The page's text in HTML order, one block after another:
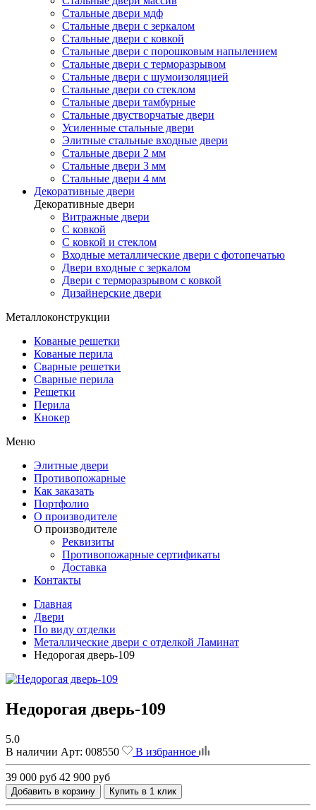
Стальные двери мдф
Стальные двери с зеркалом
Стальные двери с ковкой
Стальные двери с порошковым напылением
Стальные двери с терморазрывом
Стальные двери с шумоизоляцией
Стальные двери со стеклом
Стальные двери тамбурные
Стальные двустворчатые двери
Усиленные стальные двери
Элитные стальные входные двери
Стальные двери 2 мм
Стальные двери 3 мм
Стальные двери 4 мм
Декоративные двери
Декоративные двери
Витражные двери
С ковкой
С ковкой и стеклом
Входные металлические двери с фотопечатью
Двери входные с зеркалом
Двери с терморазрывом с ковкой
Дизайнерские двери
Металлоконструкции
Кованые решетки
Кованые перила
Сварные решетки
Сварные перила
Решетки
Перила
Кнокер
Меню
Элитные двери
Противопожарные
Как заказать
Портфолио
О производителе
О производителе
Реквизиты
Противопожарные сертификаты
Доставка
Контакты
Главная
Двери
По виду отделки
Металлические двери с отделкой Ламинат
Недорогая дверь-109
Недорогая дверь-109
5.0
В наличии Арт: 008550 В избранное
39 000 руб 42 900 руб
Добавить в корзину Купить в 1 клик